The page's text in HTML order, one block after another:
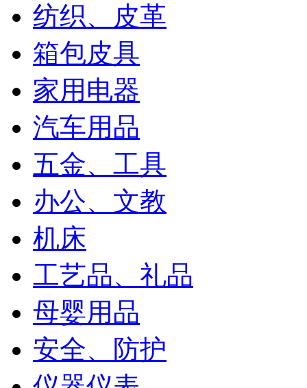
纺织、皮革
箱包皮具
家用电器
汽车用品
五金、工具
办公、文教
机床
工艺品、礼品
母婴用品
安全、防护